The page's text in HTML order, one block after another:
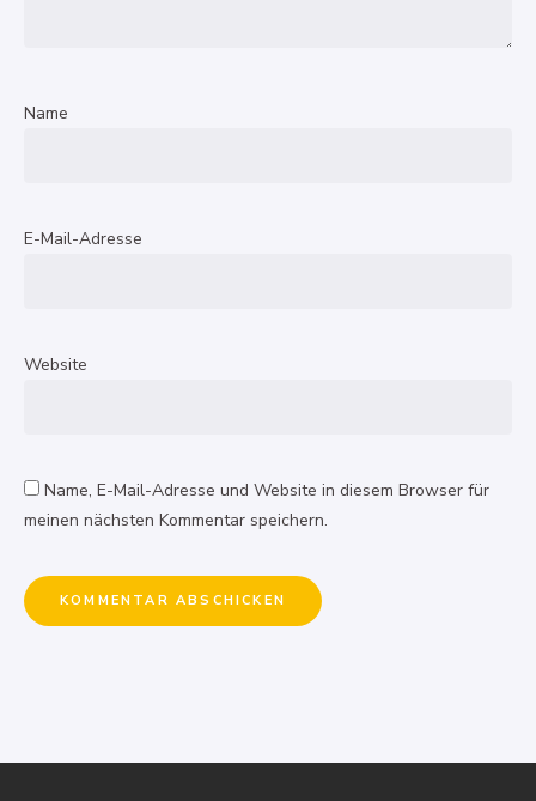
Name
E-Mail-Adresse
Website
Name, E-Mail-Adresse und Website in diesem Browser für
meinen nächsten Kommentar speichern.